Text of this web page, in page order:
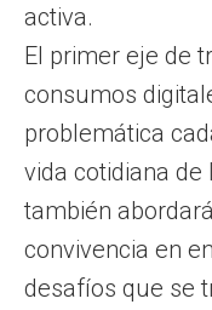
activa.
El primer eje de
consumos
problemática
vida cotidiana
también
convivencia en
desafíos que se